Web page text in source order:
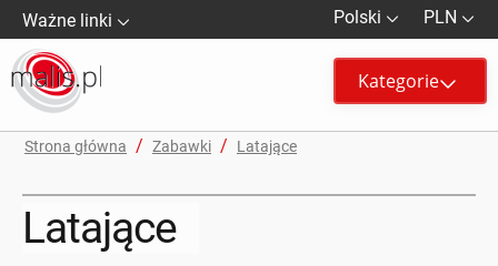
Ważne linki PLN
Polski
Kategorie
Strona główna / Zabawki / Latające
Latające